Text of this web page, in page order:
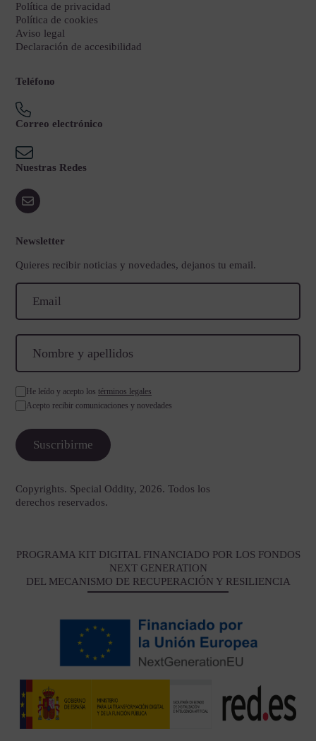
Política de privacidad
Política de cookies
Aviso legal
Declaración de accesibilidad
Teléfono
Correo electrónico
Nuestras Redes
Newsletter
Quieres recibir noticias y novedades, dejanos tu email.
He leído y acepto los términos legales
Acepto recibir comunicaciones y novedades
Copyrights. Special Oddity, 2026. Todos los
derechos reservados.
PROGRAMA KIT DIGITAL FINANCIADO POR LOS FONDOS
NEXT GENERATION
DEL MECANISMO DE RECUPERACIÓN Y RESILIENCIA